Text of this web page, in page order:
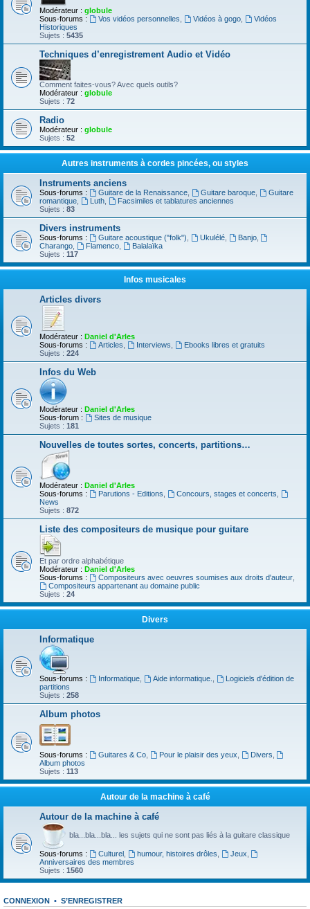
Modérateur : globule
Sous-forums :
Vos vidéos personnelles Vidéos à gogo,
Vidéos
Historiques
Sujets : 5435
Techniques d’enregistrement Audio et Vidéo
Comment faites-vous? Avec quels outils?
Modérateur : globule
Sujets : 72
Radio
Modérateur : globule
Sujets : 52
Autres instruments à cordes pincées, ou styles
Instruments anciens
Sous-forums : Guitare de la Renaissance, Guitare baroque,
Guitare
romantique
Luth,
Facsimiles et tablatures anciennes
Sujets : 83
Divers instruments
Sous-forums : Guitare acoustique ("folk") Ukulélé, Banjo,
Charango
Flamenco,
Balalaïka
Sujets : 117
Infos musicales
Articles divers
Modérateur : Daniel d'Arles
Sous-forums :
Articles Interviews
Ebooks libres et gratuits
Sujets : 224
Infos du Web
Modérateur : Daniel d'Arles
Sous-forum :
Sites de musique
Sujets : 181
Nouvelles de toutes sortes, concerts, partitions…
Modérateur : Daniel d'Arles
Sous-forums :
Parutions - Editions Concours, stages et concerts
News
Sujets : 872
Liste des compositeurs de musique pour guitare
Et par ordre alphabétique
Modérateur : Daniel d'Arles
Sous-forums :
Compositeurs avec oeuvres soumises aux droits d'auteur,
Compositeurs appartenant au domaine public
Sujets : 24
Divers
Informatique
Sous-forums : Informatique, Aide informatique.
Logiciels d'édition de
partitions
Sujets : 258
Album photos
Sous-forums : Guitares & Co, Pour le plaisir des yeux Divers
Album photos
Sujets : 113
Autour de la machine à café
Autour de la machine à café
bla...bla...bla... les sujets qui ne sont pas liés à la guitare classique
Sous-forums : Culturel, humour, histoires drôles Jeux
Anniversaires des membres
Sujets : 1560
CONNEXION • S’ENREGISTRER